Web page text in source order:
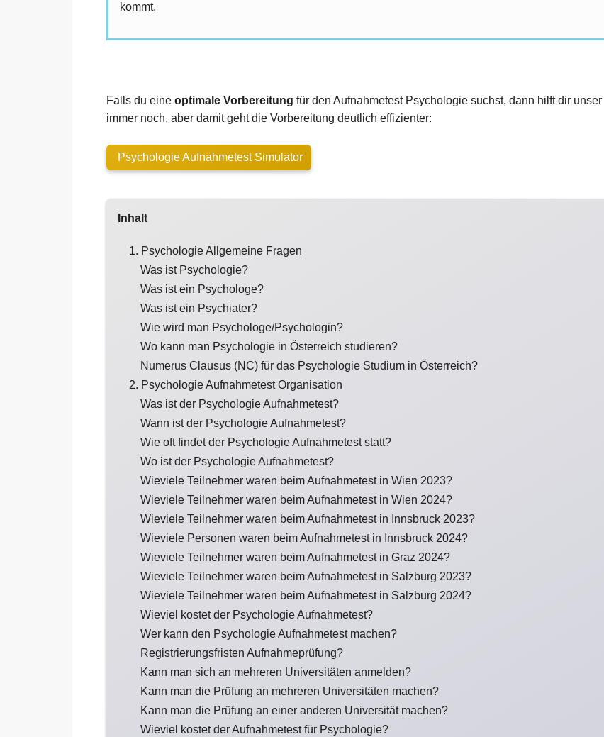
kommt.
Falls du eine optimale Vorbereitung für den Aufnahmetest Psychologie suchst, dann hilft dir unser
immer noch, aber damit geht die Vorbereitung deutlich effizienter:
Psychologie Aufnahmetest Simulator
Inhalt
1. Psychologie Allgemeine Fragen
Was ist Psychologie?
Was ist ein Psychologe?
Was ist ein Psychiater?
Wie wird man Psychologe/Psychologin?
Wo kann man Psychologie in Österreich studieren?
Numerus Clausus (NC) für das Psychologie Studium in Österreich?
2. Psychologie Aufnahmetest Organisation
Was ist der Psychologie Aufnahmetest?
Wann ist der Psychologie Aufnahmetest?
Wie oft findet der Psychologie Aufnahmetest statt?
Wo ist der Psychologie Aufnahmetest?
Wieviele Teilnehmer waren beim Aufnahmetest in Wien 2023?
Wieviele Teilnehmer waren beim Aufnahmetest in Wien 2024?
Wieviele Teilnehmer waren beim Aufnahmetest in Innsbruck 2023?
Wieviele Personen waren beim Aufnahmetest in Innsbruck 2024?
Wieviele Teilnehmer waren beim Aufnahmetest in Graz 2024?
Wieviele Teilnehmer waren beim Aufnahmetest in Salzburg 2023?
Wieviele Teilnehmer waren beim Aufnahmetest in Salzburg 2024?
Wieviel kostet der Psychologie Aufnahmetest?
Wer kann den Psychologie Aufnahmetest machen?
Registrierungsfristen Aufnahmeprüfung?
Kann man sich an mehreren Universitäten anmelden?
Kann man die Prüfung an mehreren Universitäten machen?
Kann man die Prüfung an einer anderen Universität machen?
Wieviel kostet der Aufnahmetest für Psychologie?